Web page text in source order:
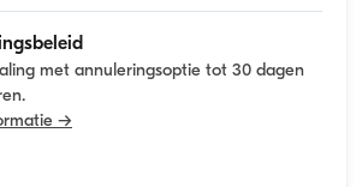
met annuleringsoptie tot 30 dagen
→